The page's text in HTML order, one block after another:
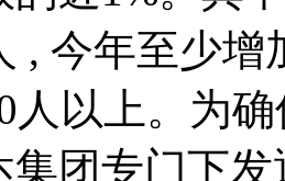
, 今年至少
人以上。为
集团专门下